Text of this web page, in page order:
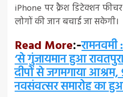
iPhone पर क्रैश डिटेक्शन
लोगों की जान बचाई जा सकेगी।
Read More:-
‘से गुंजायमान हुआ
दीपों से जगमगाया
नवसंवत्सर समारोह का